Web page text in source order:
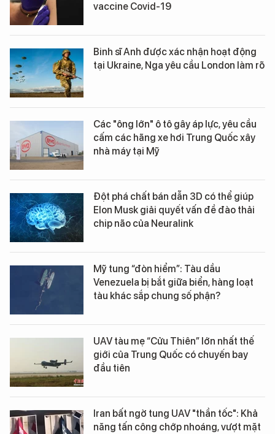
vaccine Covid-19
Binh sĩ Anh được xác nhận hoạt động
tại Ukraine, Nga yêu cầu London làm rõ
Các "ông lớn" ô tô gây áp lực, yêu cầu
cấm các hãng xe hơi Trung Quốc xây
nhà máy tại Mỹ
Đột phá chất bán dẫn 3D có thể giúp
Elon Musk giải quyết vấn đề đào thải
chip não của Neuralink
Mỹ tung “đòn hiểm”: Tàu dầu
Venezuela bị bắt giữa biển, hàng loạt
tàu khác sắp chung số phận?
UAV tàu mẹ “Cửu Thiên” lớn nhất thế
giới của Trung Quốc có chuyến bay
đầu tiên
Iran bất ngờ tung UAV "thần tốc": Khả
năng tấn công chớp nhoáng, vượt mặt